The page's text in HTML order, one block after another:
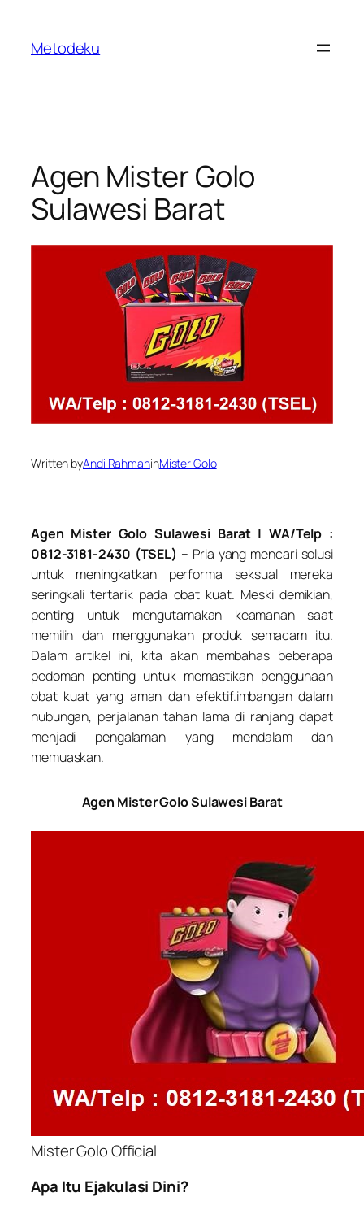
content
Metodeku
Agen Mister Golo
Sulawesi Barat
Written byAndi RahmaninMister Golo
Agen Mister Golo Sulawesi Barat | WA/Telp :
0812-3181-2430 (TSEL) – Pria yang mencari solusi
untuk meningkatkan performa seksual mereka
seringkali tertarik pada obat kuat. Meski demikian,
penting untuk mengutamakan keamanan saat
memilih dan menggunakan produk semacam itu.
Dalam artikel ini, kita akan membahas beberapa
pedoman penting untuk memastikan penggunaan
obat kuat yang aman dan efektif.imbangan dalam
hubungan, perjalanan tahan lama di ranjang dapat
menjadi pengalaman yang mendalam dan
memuaskan.
Agen Mister Golo Sulawesi Barat
Mister Golo Official
Apa Itu Ejakulasi Dini?